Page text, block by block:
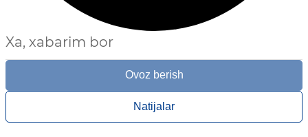
Xa, xabarim bor
Ovoz berish
Natijalar